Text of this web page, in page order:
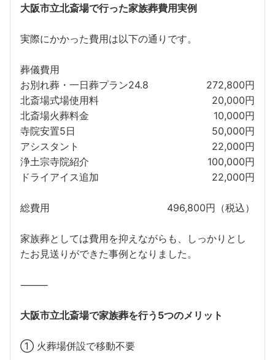
大阪市立北斎場で行った家族葬費用実例
実際にかかった費用は以下の通りです。
葬儀費用
お別れ葬・一日葬プラン24.8
272,800円
北斎場式場使用料
20,000円
北斎場火葬料金
10,000円
寺院安置5日
50,000円
アシスタント
22,000円
浄土宗寺院紹介
100,000円
ドライアイス追加
22,000円
総費用 496,800円（税込）
家族葬としては費用を抑えながらも、しっかりとし
たお見送りができた事例となりました。
⸻
大阪市立北斎場で家族葬を行う5つのメリット
① 火葬場併設で移動不要